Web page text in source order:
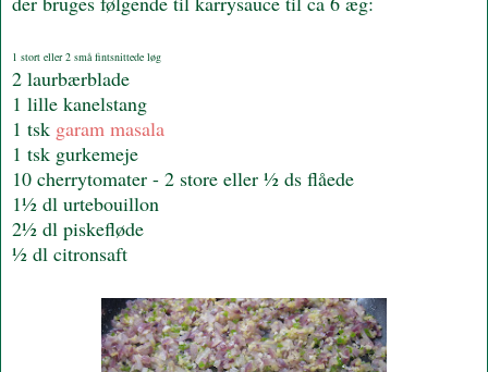
1 stort eller 2 små fintsnittede løg
2 laurbærblade
1 lille kanelstang
1 tsk garam masala
1 tsk gurkemeje
10 cherrytomater - 2 store eller ½ ds flåede
1½ dl urtebouillon
2½ dl piskefløde
½ dl citronsaft